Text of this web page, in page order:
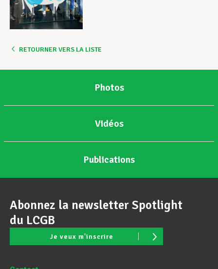
RETOURNER VERS LA LISTE
Photos
Vidéos
Publications
Abonnez la newsletter Spotlight
du LCGB
Je veux m'inscrire